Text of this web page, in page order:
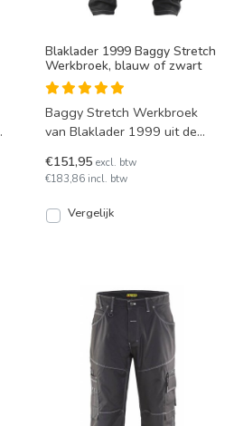
Blaklader 1999 Baggy Stretch
Werkbroek, blauw of zwart
Baggy Stretch Werkbroek
van Blaklader 1999 uit de
diverse maten en twee kl
€151,95 excl. btw
€183,86 incl. btw
Vergelijk